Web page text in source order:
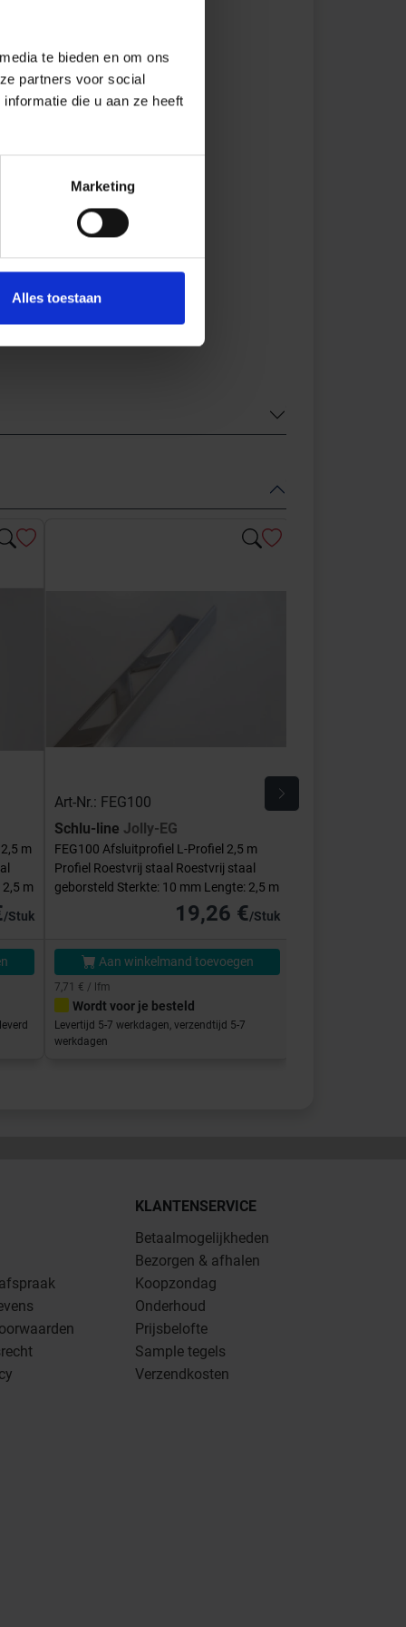
te bieden en om ons
partners voor social
die u aan ze heeft
Marketing
Alles toestaan
m
m
/Stuk
Art-Nr.: FEG100
Schlu-line Jolly-EG
FEG100 Afsluitprofiel L-Profiel 2,5 m
Profiel Roestvrij staal Roestvrij staal
geborsteld Sterkte: 10 mm Lengte: 2,5 m
19,26 €/Stuk
Aan winkelmand toevoegen
7,71 € / lfm
Wordt voor je besteld
Levertijd 5-7 werkdagen, verzendtijd 5-7
werkdagen
KLANTENSERVICE
Betaalmogelijkheden
Bezorgen & afhalen
Koopzondag
Onderhoud
Prijsbelofte
Sample tegels
Verzendkosten